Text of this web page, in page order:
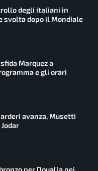
degli italiani in
svolta dopo il Mondiale
Marquez a
e gli orari
avanza, Musetti
per Doualla nei